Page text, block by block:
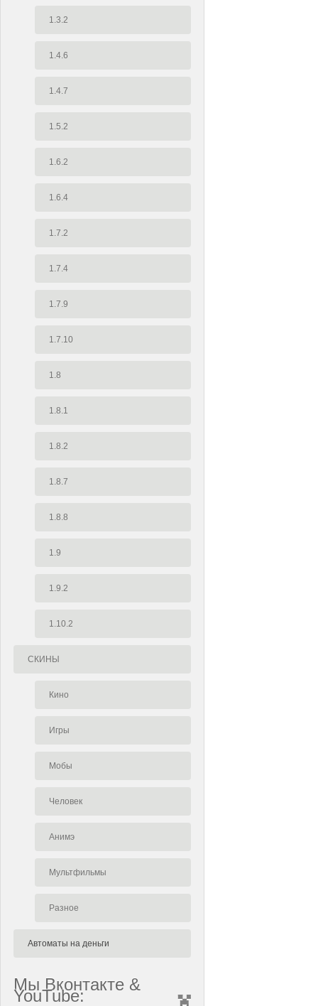
1.3.2
1.4.6
1.4.7
1.5.2
1.6.2
1.6.4
1.7.2
1.7.4
1.7.9
1.7.10
1.8
1.8.1
1.8.2
1.8.7
1.8.8
1.9
1.9.2
1.10.2
СКИНЫ
Кино
Игры
Мобы
Человек
Анимэ
Мультфильмы
Разное
Автоматы на деньги
Мы Вконтакте &
YouTube: